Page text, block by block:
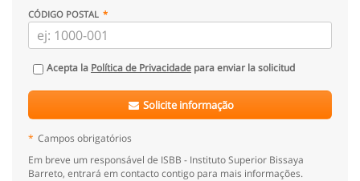
CÓDIGO POSTAL
Acepta la Política de Privacidade para enviar la solicitud
Solicite informação
* Campos obrigatórios
Em breve um responsável de ISBB - Instituto Superior Bissaya
Barreto, entrará em contacto contigo para mais informações.